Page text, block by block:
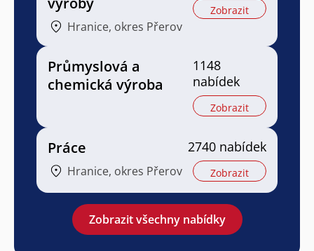
Hranice, okres Přerov
Zobrazit
Průmyslová a
chemická výroba
1148
nabídek
Zobrazit
Práce
Hranice, okres Přerov
2740 nabídek
Zobrazit
Zobrazit všechny nabídky